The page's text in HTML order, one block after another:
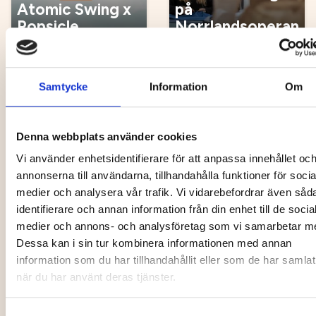
Samtycke Information Om
Denna webbplats använder cookies
Vi använder enhetsidentifierare för att anpassa innehållet och
annonserna till användarna, tillhandahålla funktioner för
medier och analysera vår trafik. Vi vidarebefordrar även
identifierare och annan information från din enhet till de
medier och annons- och analysföretag som vi samarbetar
Dessa kan i sin tur kombinera informationen med annan
information som du har tillhandahållit eller som de har
när du har använt deras tjänster.
Atomic Swing x
Popsicle
04 Sep
på
Norrlandsoperan
Musik, nöje, festival
Christian
Kjellvander
05 Sep
Hälsa, friluftsliv
Yinyoga
workshop
12 Sep - 12 Dec